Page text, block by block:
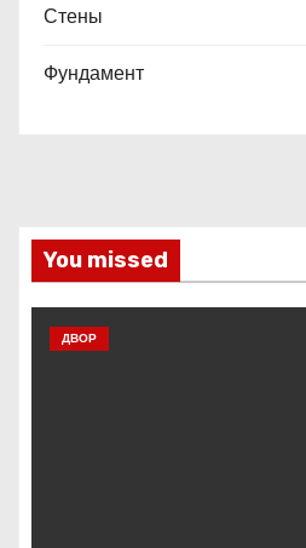
Стены
Фундамент
You missed
ДВОР